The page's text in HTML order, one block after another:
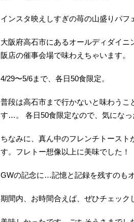
インスタ映えしすぎの苺の山盛りパフ
大阪府高石市にあるオールディダイ
阪店の催事会場で味わえちゃいます。
4/29〜5/6まで、各日50食限定。
普段は高石市まで行かないと味わうこ
す…。 各日50食限定なので、気になっ
ちなみに、真ん中のフレンチトース
す。フレトー想像以上に美味でした！
GWの記念に…記憶と記録を残すのもオ
期間内、お時間合えば、ぜひチェック